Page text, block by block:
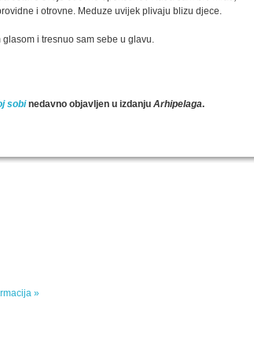
i otrovne. Meduze uvijek plivaju blizu djece.
glasom i tresnuo sam sebe u glavu.
sobinedavno objavljen u izdanju Arhipelaga.
»